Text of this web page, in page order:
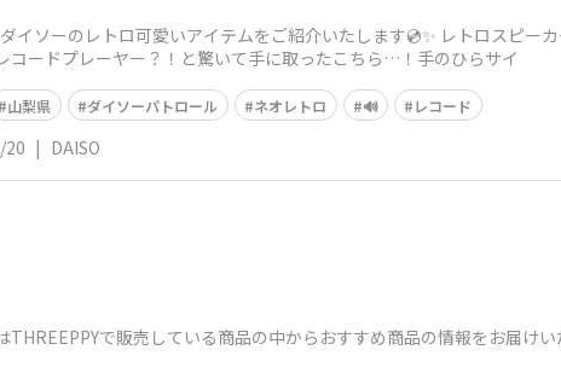
イソーのレトロ可愛いアイテムをご紹介いたします💿✨ レトロスピー
ードプレーヤー？！と驚いて手に取ったこちら…！手のひらサイ
山梨県 ダイソーパトロール ネオレトロ 🔊 レコード
20 | DAISO
で販売している商品の中からおすすめ商品の情報をお届け